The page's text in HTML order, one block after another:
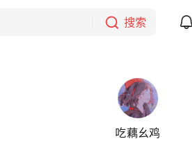
搜索
吃藕幺鸡